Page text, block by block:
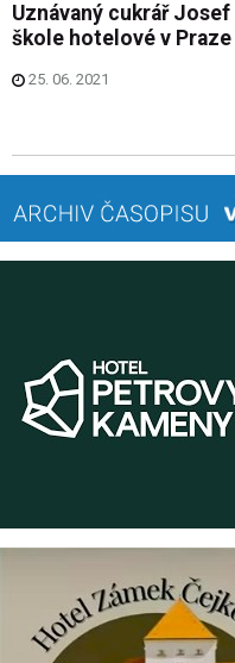
Uznávaný cukrář
škole hotelové v Praze
25. 06. 2021